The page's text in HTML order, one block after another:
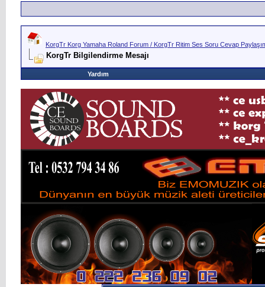
KorgTr Korg Yamaha Roland Forum / KorgTr Ritim Ses Soru Cevap
KorgTr Bilgilendirme Mesajı
Yardım